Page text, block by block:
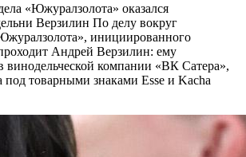
«Южуралзолота» оказался
Верзилин По делу вокруг
инициированного
Андрей Верзилин: ему
винодельческой компании «ВК Сатера»,
товарными знаками Esse и Kacha